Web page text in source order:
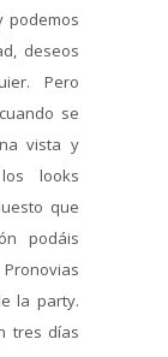
podemos
deseos
Pero
se
vista y
looks
que
podáis
la party.
tres días